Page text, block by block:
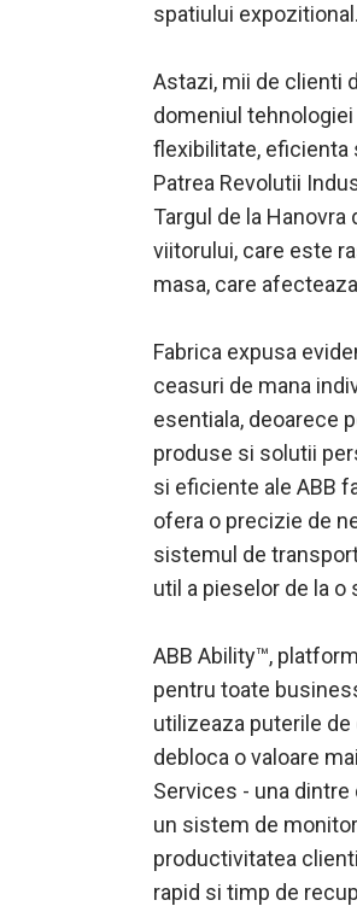
spatiului expozitional.
Astazi, mii de clienti
domeniul
flexibilitate, eficienta
Patrea Revolutii
Targul de la
viitorului, care este
masa, care
Fabrica expusa
ceasuri de mana
esentiala, deoarece
produse si solutii
si eficiente ale ABB
ofera o precizie de
sistemul de
util a pieselor de la o
ABB Ability™,
pentru toate
utilizeaza puterile
debloca o valoare
Services - una
un sistem de
productivitatea
rapid si timp de